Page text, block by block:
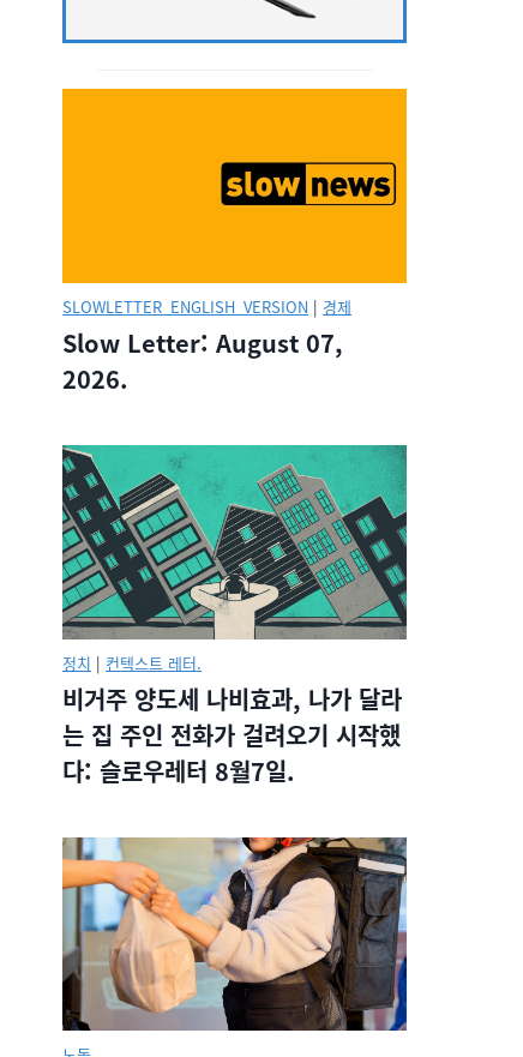
SLOWLETTER_ENGLISH_VERSION | 경제
Slow Letter: August 07,
2026.
정치 | 컨텍스트 레터.
비거주 양도세 나비효과, 나가 달라
는 집 주인 전화가 걸려오기 시작했
다: 슬로우레터 8월7일.